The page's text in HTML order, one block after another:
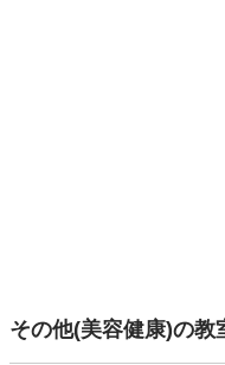
その他(美容健康)の教